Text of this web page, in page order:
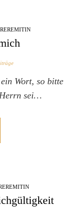
Wort, so bitte
sei…